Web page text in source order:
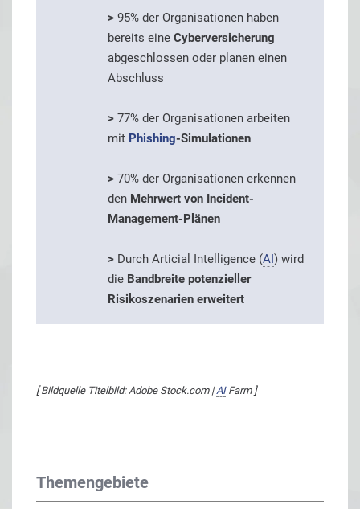
> 95% der Organisationen haben
bereits eine Cyberversicherung
abgeschlossen oder planen einen
Abschluss
> 77% der Organisationen arbeiten
mit Phishing-Simulationen
> 70% der Organisationen erkennen
den Mehrwert von Incident-
Management-Plänen
> Durch Articial Intelligence (AI) wird
die Bandbreite potenzieller
Risikoszenarien erweitert
[ Bildquelle Titelbild: Adobe Stock.com |AIFarm ]
Themengebiete